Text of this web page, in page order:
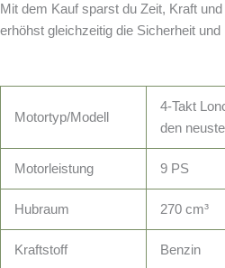
Mit dem Kauf sparst du Zeit, Kraft
erhöhst gleichzeitig die Sicherheit und
Motortyp/Modell
4-Takt
den
Motorleistung 9 PS
Hubraum 270 cm³
Kraftstoff Benzin